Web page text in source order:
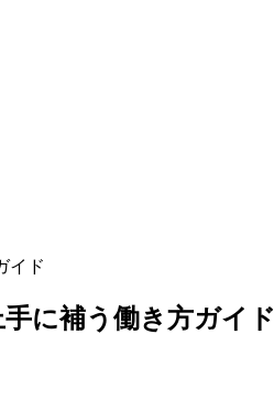
イド
に補う働き方ガイド